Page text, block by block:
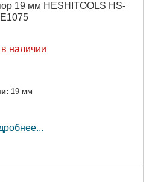
19 мм HESHITOOLS HS-
E1075
наличии
19 мм